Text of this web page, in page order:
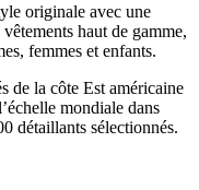
originale avec une
haut de gamme,
femmes et enfants.
de la côte Est américaine
mondiale dans
détaillants sélectionnés.